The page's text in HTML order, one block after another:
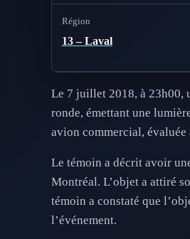
Région
13 – Laval
Le 7 juillet 2018, à 23h00,
ronde, émettant une
avion commercial,
Le témoin a décrit avoir
Montréal. L’objet a attiré
témoin a constaté que
l’événement.